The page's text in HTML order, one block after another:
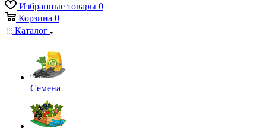
Избранные товары 0
Корзина 0
Каталог
Семена